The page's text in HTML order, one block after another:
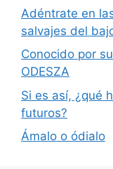
Adéntrate en
salvajes del
Conocido por
ODESZA
Si es así, ¿qué
futuros?
Ámalo o ódialo